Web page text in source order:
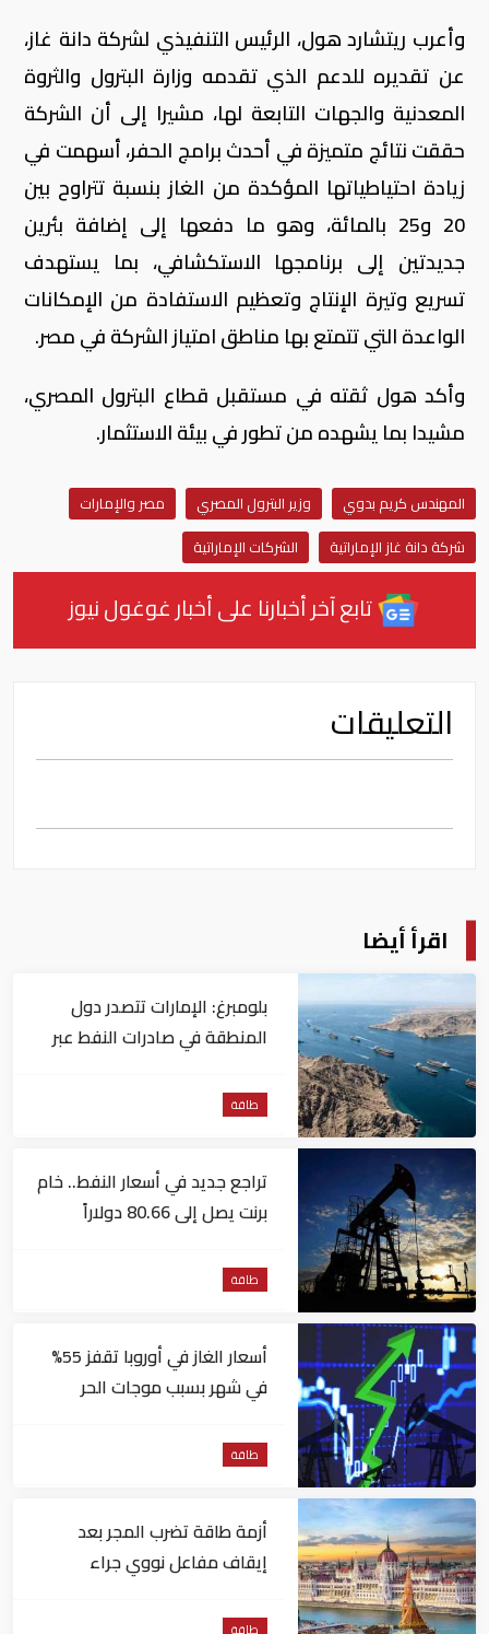
وأعرب ريتشارد هول، الرئيس التنفيذي لشركة دانة غاز،
عن تقديره للدعم الذي تقدمه وزارة البترول والثروة
المعدنية والجهات التابعة لها، مشيرا إلى أن الشركة
حققت نتائج متميزة في أحدث برامج الحفر، أسهمت في
زيادة احتياطياتها المؤكدة من الغاز بنسبة تتراوح بين
20 و25 بالمائة، وهو ما دفعها إلى إضافة بئرين
جديدتين إلى برنامجها الاستكشافي، بما يستهدف
تسريع وتيرة الإنتاج وتعظيم الاستفادة من الإمكانات
الواعدة التي تتمتع بها مناطق امتياز الشركة في مصر.
وأكد هول ثقته في مستقبل قطاع البترول المصري،
مشيدا بما يشهده من تطور في بيئة الاستثمار.
المهندس كريم بدوي وزير البترول المصري
مصر والإمارات
شركة دانة غاز الإماراتية
الشركات الإماراتية
تابع آخر أخبارنا على أخبار غوغول نيوز
التعليقات
اقرأ أيضا
بلومبرغ: الإمارات تتصدر دول
المنطقة في صادرات النفط عبر
طاقة
تراجع جديد في أسعار النفط.. خام
برنت يصل إلى 80.66 دولاراً
طاقة
أسعار الغاز في أوروبا تقفز 55%
في شهر بسبب موجات الحر
طاقة
أزمة طاقة تضرب المجر بعد
إيقاف مفاعل نووي جراء